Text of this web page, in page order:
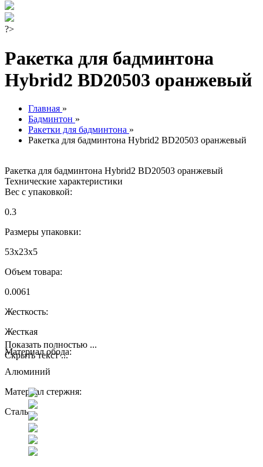
?>
Ракетка для бадминтона
Hybrid2 BD20503 оранжевый
Главная »
Бадминтон »
Ракетки для бадминтона »
Ракетка для бадминтона Hybrid2 BD20503 оранжевый
Ракетка для бадминтона Hybrid2 BD20503 оранжевый
Технические характеристики
Вес с упаковкой:
0.3
Размеры упаковки:
53х23х5
Объем товара:
0.0061
Жесткость:
Жесткая
Материал обода:
Алюминий
Материал стержня:
Сталь
Показать полностью ...
Скрыть текст ...